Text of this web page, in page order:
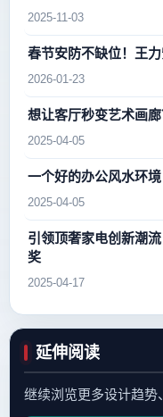
2025-11-03
春节安防不缺位！王
2026-01-23
想让客厅秒变艺术画
2025-04-05
一个好的办公风水环境
2025-04-05
引领顶奢家电创新潮
奖
2025-04-17
延伸阅读
继续浏览更多设计趋势